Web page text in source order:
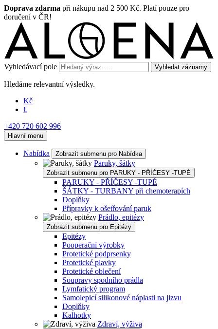
Doprava zdarma při nákupu nad 2 500 Kč. Platí pouze pro
doručení v ČR!
Vyhledávací pole Vyhledat záznamy
Hledáme relevantní výsledky.
Kč
€
+420 720 602 996
Hlavní menu
Nabídka Zobrazit submenu pro Nabídka
Paruky, šátky
Zobrazit submenu pro PARUKY - PŘÍČESY -TUPÉ
PARUKY - PŘÍČESY -TUPÉ
ŠÁTKY - TURBANY při chemoterapích
Doplňky
Přípravky k ošetřování paruk
Prádlo, epitézy
Zobrazit submenu pro Epitézy
Epitézy
Pooperační výrobky
Protetické podprsenky
Protetické plavky
Protetické oblečení
Soupravy spodního prádla
Lymfatický program
Samolepicí silikonové náplasti na jizvu
Doplňky
Kalhotky
Zdraví, výživa